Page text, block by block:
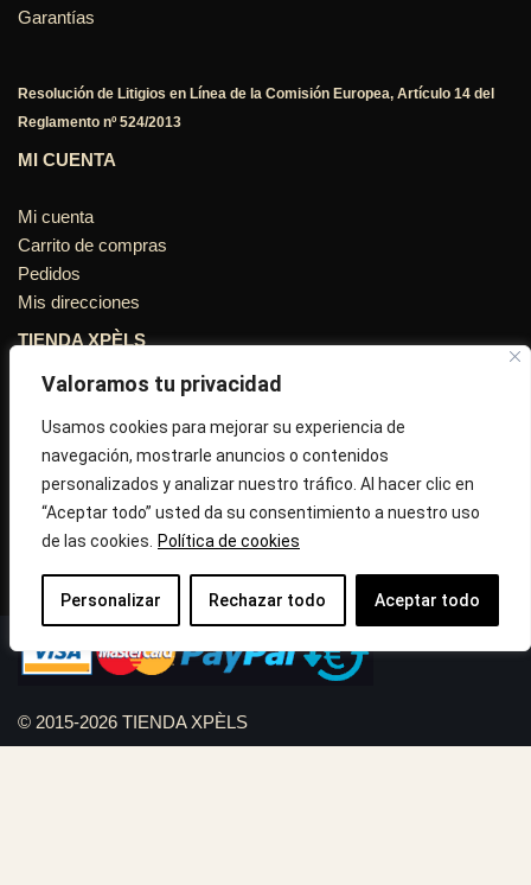
Valoramos tu privacidad
Usamos cookies para mejorar su experiencia de
navegación, mostrarle anuncios o contenidos
personalizados y analizar nuestro tráfico. Al hacer clic en
“Aceptar todo” usted da su consentimiento a nuestro uso
de las cookies.
Política de cookies
Personalizar Rechazar todo Aceptar todo
Garantías
Resolución de Litigios en Línea de la Comisión Europea, Artículo 14 del
Reglamento nº 524/2013
MI CUENTA
Mi cuenta
Carrito de compras
Pedidos
Mis direcciones
TIENDA XPÈLS
Avinguda Molins de Rei Nº 3
08755, Barcelona, Cataluña, España
Horario: Lun-Vie 09:30h a 13:30h y 16:45h a 20:00h - Sab
10:30h a 14:.00h
Correo:info@tiendaxpels.com
© 2015-2026 TIENDA XPÈLS